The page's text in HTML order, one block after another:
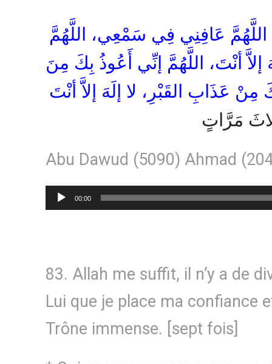
عَافِنِي فِي سَمْعِي، اللَّهُمَّ
أنْتَ، اللَّهُمَّ إنِّي أَعُوذُ بِكَ مِنَ
مِنْ عَذَابِ القَبْرِ، لا إلَهَ إلاَّ أنْتَ
مَرَّاتٍ
Abu Dawud (5090) Ahmad
Lecteur
audio
00:00
83. Allah me suffit, il n’y a de
Lui que je place ma confiance
Trône immense. [sept fois]